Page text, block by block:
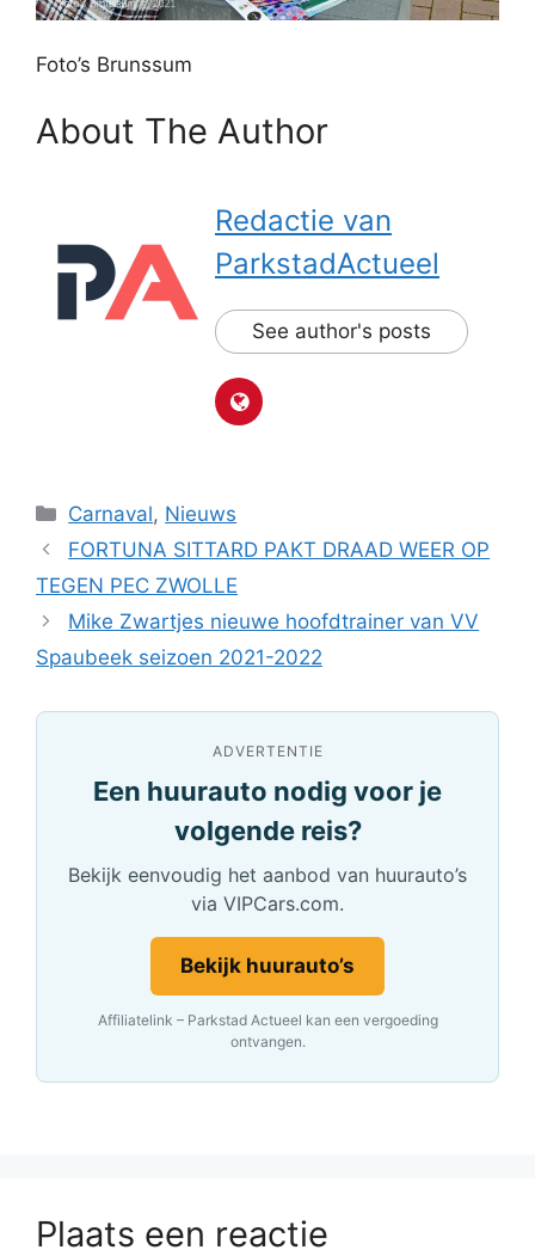
Foto’s Brunssum
About The Author
Redactie van
ParkstadActueel
See author's posts
Categorieën
Carnaval, Nieuws
FORTUNA SITTARD PAKT DRAAD WEER OP
TEGEN PEC ZWOLLE
Mike Zwartjes nieuwe hoofdtrainer van VV
Spaubeek seizoen 2021-2022
ADVERTENTIE
Een huurauto nodig voor je
volgende reis?
Bekijk eenvoudig het aanbod van huurauto’s
via VIPCars.com.
Bekijk huurauto’s
Affiliatelink – Parkstad Actueel kan een vergoeding
ontvangen.
Plaats een reactie